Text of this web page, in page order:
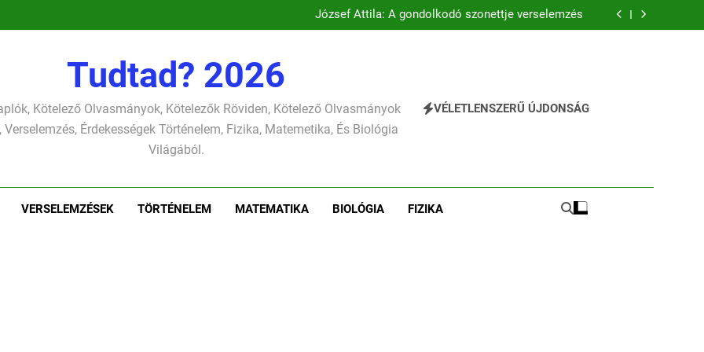
József Attila: A gondolkodó szonettje verselemzés
Csokonai Vitéz Mihály: A fársáng búcsúzó szavai verselemzés
Tudtad? 2026
Kötelező Olvasmányok, Kötelezők Röviden, Kötelező Olvasmányok
Verselemzés, Érdekességek Történelem, Fizika, Matemetika, És Biológia
Világából.
VÉLETLENSZERŰ ÚJDONSÁG
VERSELEMZÉSEK TÖRTÉNELEM MATEMATIKA BIOLÓGIA FIZIKA